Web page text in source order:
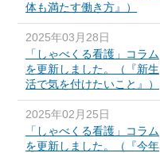
体も満たす働き方』）
2025年03月28日
「しゃべくる看護」コラム
を更新しました。（『新生
活で気を付けたいこと』）
2025年02月25日
「しゃべくる看護」コラム
を更新しました。（『今年